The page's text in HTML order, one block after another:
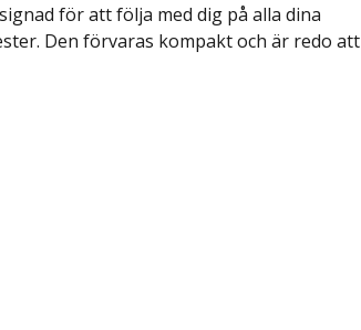
för att följa med dig på alla dina
Den förvaras kompakt och är redo att